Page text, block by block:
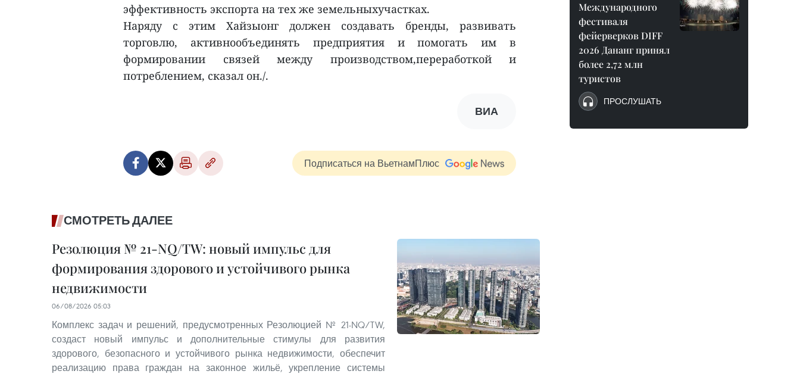
эффективность экспорта на тех же земельныхучастках.
Наряду с этим Хайзыонг должен создавать бренды, развивать
торговлю, активнообъединять предприятия и помогать им в
формировании связей между производством,переработкой и
потреблением, сказал он./.
ВИА
Подписаться на ВьетнамПлюс
СМОТРЕТЬ ДАЛЕЕ
Резолюция № 21-NQ/TW: новый импульс для
формирования здорового и устойчивого рынка
недвижимости
06/08/2026 05:03
Комплекс задач и решений, предусмотренных Резолюцией № 21-NQ/TW,
создаст новый импульс и дополнительные стимулы для развития
здорового, безопасного и устойчивого рынка недвижимости, обеспечит
реализацию права граждан на законное жильё, укрепление системы
Международного
фестиваля
фейерверков DIFF
2026 Дананг принял
более 2,72 млн
туристов
ПРОСЛУШАТЬ